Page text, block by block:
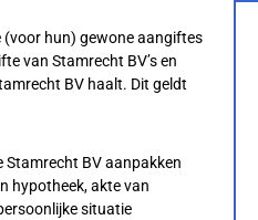
(voor hun) gewone aangiftes
van Stamrecht BV’s en
BV haalt. Dit geldt
Stamrecht BV aanpakken
hypotheek, akte van
situatie